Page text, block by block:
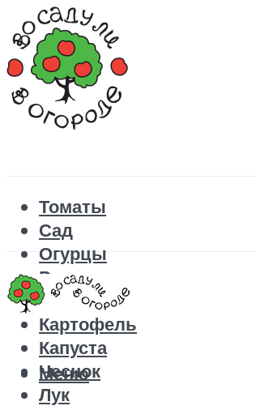
Томаты
Сад
Огурцы
Рецепты
Перец
Картофель
Капуста
Чеснок
Лук
Меню